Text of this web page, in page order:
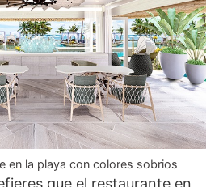
en la playa con colores sobrios
que el restaurante en